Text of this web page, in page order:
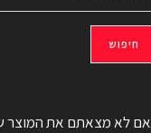
חיפוש
אם לא מצאתם את המוצר